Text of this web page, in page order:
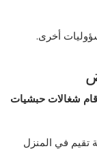
أخرى.
شغالات حبشيات
تقيم في المنزل